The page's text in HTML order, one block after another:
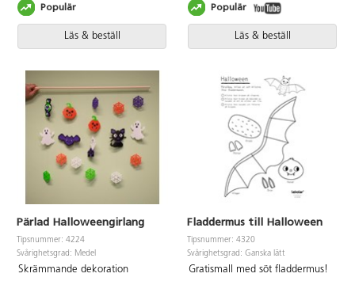
Läs & beställ
Populär
Läs & beställ
Populär
Pärlad Halloweengirlang
Tipsnummer: 4224
Svårighetsgrad: Medel
Skrämmande dekoration
Fladdermus till Halloween
Tipsnummer: 4320
Svårighetsgrad: Ganska lätt
Gratismall med söt fladdermus!